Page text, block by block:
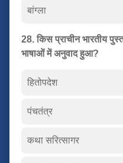
बांग्ला
28. किस प्राचीन भारतीय
भाषाओं में अनुवाद हुआ?
हितोपदेश
पंचतंत्र
कथा सरित्सागर